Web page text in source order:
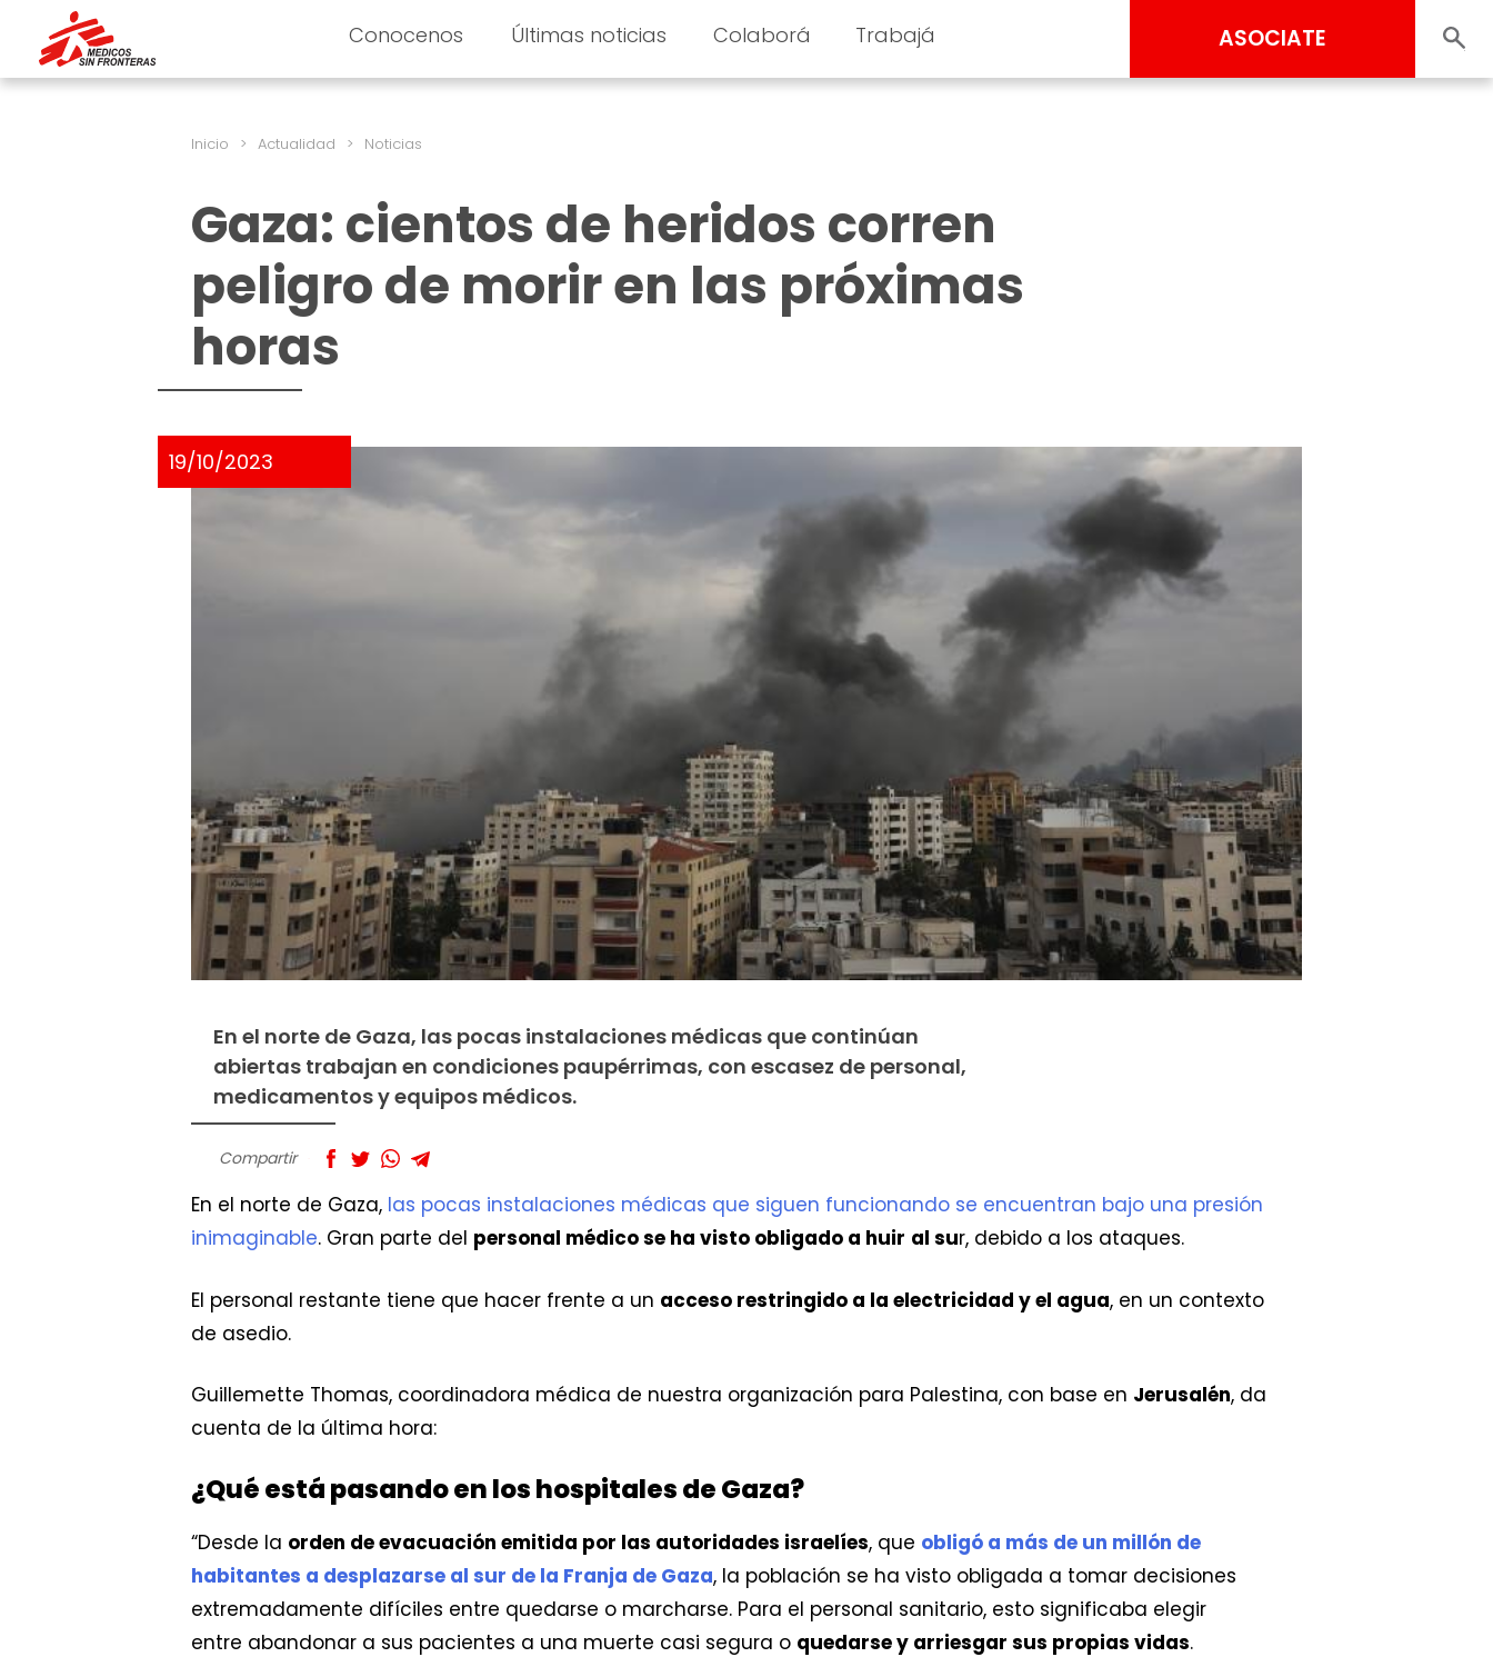
Conocenos Últimas noticias Colaborá Trabajá ASOCIATE
Inicio > Actualidad > Noticias
Gaza: cientos de heridos corren
peligro de morir en las próximas
horas
19/10/2023
En el norte de Gaza, las pocas instalaciones médicas que continúan
abiertas trabajan en condiciones paupérrimas, con escasez de personal,
medicamentos y equipos médicos.
Compartir
En el norte de Gaza, las pocas instalaciones médicas que siguen funcionando se encuentran bajo una presión
inimaginable. Gran parte del personal médico se ha visto obligado a huir al sur, debido a los ataques.
El personal restante tiene que hacer frente a un acceso restringido a la electricidad y el agua, en un contexto
de asedio.
Guillemette Thomas, coordinadora médica de nuestra organización para Palestina, con base en Jerusalén, da
cuenta de la última hora:
¿Qué está pasando en los hospitales de Gaza?
“Desde la orden de evacuación emitida por las autoridades israelíes, que obligó a más de un millón de
habitantes a desplazarse al sur de la Franja de Gaza, la población se ha visto obligada a tomar decisiones
extremadamente difíciles entre quedarse o marcharse. Para el personal sanitario, esto significaba elegir
entre abandonar a sus pacientes a una muerte casi segura o quedarse y arriesgar sus propias vidas.